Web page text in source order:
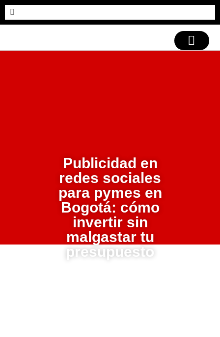
Publicidad en
redes sociales
para pymes en
Bogotá: cómo
invertir sin
malgastar tu
presupuesto